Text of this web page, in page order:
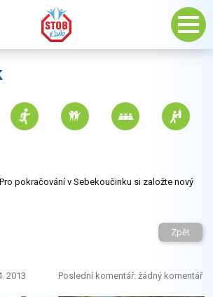
pokračování v Sebekoučinku si založte nový
Zpět
2013 Poslední komentář: žádný komentář